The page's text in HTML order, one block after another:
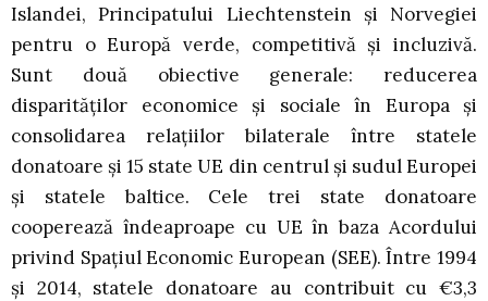
Islandei, Principatului Liechtenstein și Norvegiei
pentru o Europă verde, competitivă și incluzivă.
Sunt două obiective generale: reducerea
disparităților economice și sociale în Europa și
consolidarea relațiilor bilaterale între statele
donatoare și 15 state UE din centrul și sudul Europei
și statele baltice. Cele trei state donatoare
cooperează îndeaproape cu UE în baza Acordului
privind Spațiul Economic European (SEE). Între 1994
și 2014, statele donatoare au contribuit cu €3,3